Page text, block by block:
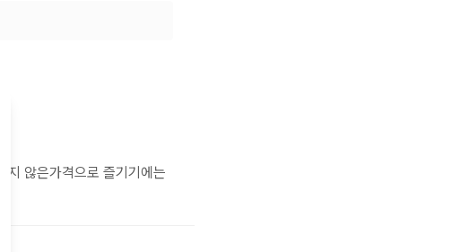
지 않은가격으로 즐기기에는